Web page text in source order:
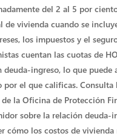
del 2 al 5 por
de vivienda cuando se
los impuestos y el
cuentan las cuotas de
deuda-ingreso, lo que puede
por el que calificas. Consulta
la Oficina de Protección
sobre la relación deuda-
cómo los costos de vivienda